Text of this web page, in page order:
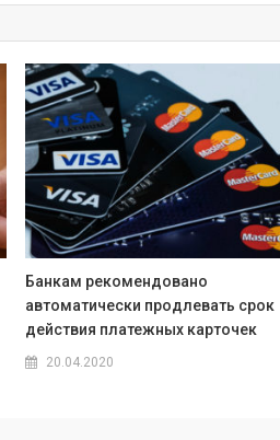
Банкам рекомендовано
автоматически продлевать срок
действия платежных карточек
20.04.2020